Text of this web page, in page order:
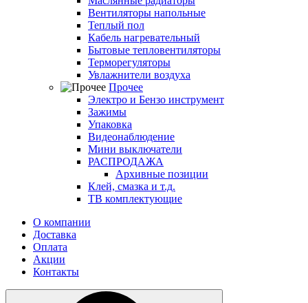
Вентиляторы напольные
Теплый пол
Кабель нагревательный
Бытовые тепловентиляторы
Терморегуляторы
Увлажнители воздуха
Прочее
Электро и Бензо инструмент
Зажимы
Упаковка
Видеонаблюдение
Мини выключатели
РАСПРОДАЖА
Архивные позиции
Клей, смазка и т.д.
ТВ комплектующие
О компании
Доставка
Оплата
Акции
Контакты